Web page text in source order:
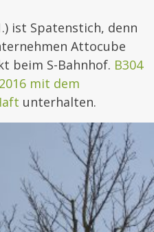
ist Spatenstich, denn
Attocube
beim S-Bahnhof. B304
mit dem
unterhalten.